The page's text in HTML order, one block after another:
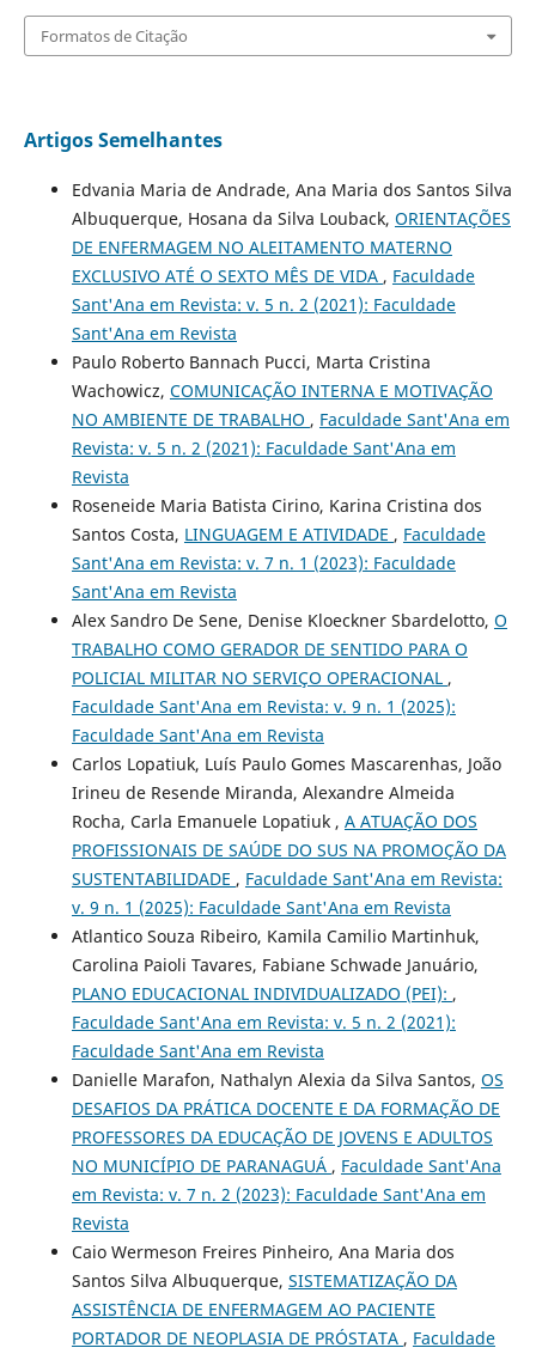
Formatos de Citação
Artigos Semelhantes
Edvania Maria de Andrade, Ana Maria dos Santos Silva
Albuquerque, Hosana da Silva Louback, ORIENTAÇÕES
DE ENFERMAGEM NO ALEITAMENTO MATERNO
EXCLUSIVO ATÉ O SEXTO MÊS DE VIDA , Faculdade
Sant'Ana em Revista: v. 5 n. 2 (2021): Faculdade
Sant'Ana em Revista
Paulo Roberto Bannach Pucci, Marta Cristina
Wachowicz, COMUNICAÇÃO INTERNA E MOTIVAÇÃO
NO AMBIENTE DE TRABALHO , Faculdade Sant'Ana em
Revista: v. 5 n. 2 (2021): Faculdade Sant'Ana em
Revista
Roseneide Maria Batista Cirino, Karina Cristina dos
Santos Costa, LINGUAGEM E ATIVIDADE , Faculdade
Sant'Ana em Revista: v. 7 n. 1 (2023): Faculdade
Sant'Ana em Revista
Alex Sandro De Sene, Denise Kloeckner Sbardelotto, O
TRABALHO COMO GERADOR DE SENTIDO PARA O
POLICIAL MILITAR NO SERVIÇO OPERACIONAL ,
Faculdade Sant'Ana em Revista: v. 9 n. 1 (2025):
Faculdade Sant'Ana em Revista
Carlos Lopatiuk, Luís Paulo Gomes Mascarenhas, João
Irineu de Resende Miranda, Alexandre Almeida
Rocha, Carla Emanuele Lopatiuk , A ATUAÇÃO DOS
PROFISSIONAIS DE SAÚDE DO SUS NA PROMOÇÃO DA
SUSTENTABILIDADE , Faculdade Sant'Ana em Revista:
v. 9 n. 1 (2025): Faculdade Sant'Ana em Revista
Atlantico Souza Ribeiro, Kamila Camilio Martinhuk,
Carolina Paioli Tavares, Fabiane Schwade Januário,
PLANO EDUCACIONAL INDIVIDUALIZADO (PEI): ,
Faculdade Sant'Ana em Revista: v. 5 n. 2 (2021):
Faculdade Sant'Ana em Revista
Danielle Marafon, Nathalyn Alexia da Silva Santos, OS
DESAFIOS DA PRÁTICA DOCENTE E DA FORMAÇÃO DE
PROFESSORES DA EDUCAÇÃO DE JOVENS E ADULTOS
NO MUNICÍPIO DE PARANAGUÁ , Faculdade Sant'Ana
em Revista: v. 7 n. 2 (2023): Faculdade Sant'Ana em
Revista
Caio Wermeson Freires Pinheiro, Ana Maria dos
Santos Silva Albuquerque, SISTEMATIZAÇÃO DA
ASSISTÊNCIA DE ENFERMAGEM AO PACIENTE
PORTADOR DE NEOPLASIA DE PRÓSTATA , Faculdade